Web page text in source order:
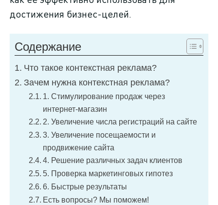
Контакты
достижения бизнес-целей.
Содержание
Что такое контекстная реклама?
Зачем нужна контекстная реклама?
1. Стимулирование продаж через
интернет-магазин
2. Увеличение числа регистраций на сайте
3. Увеличение посещаемости и
продвижение сайта
4. Решение различных задач клиентов
5. Проверка маркетинговых гипотез
6. Быстрые результаты
Есть вопросы? Мы поможем!